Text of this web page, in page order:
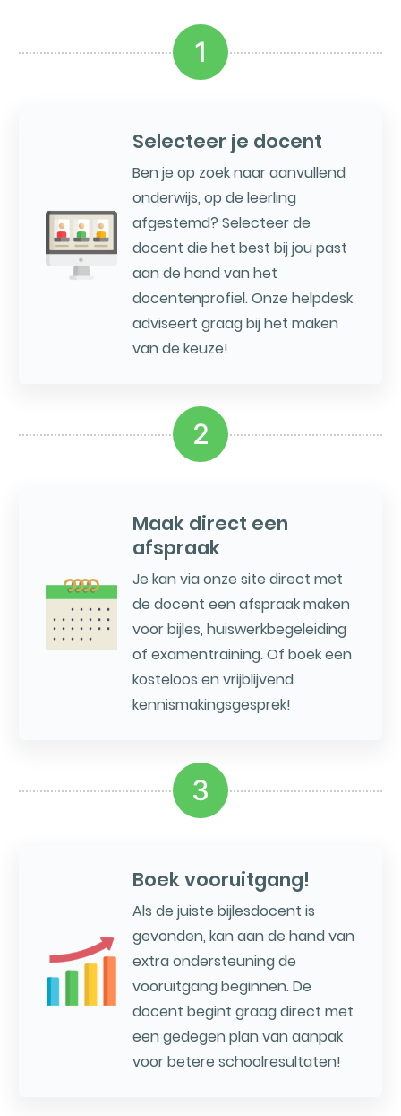
1
Selecteer je docent
Ben je op zoek naar aanvullend
onderwijs, op de leerling
afgestemd? Selecteer de
docent die het best bij jou past
aan de hand van het
docentenprofiel. Onze helpdesk
adviseert graag bij het maken
van de keuze!
2
Maak direct een
afspraak
Je kan via onze site direct met
de docent een afspraak maken
voor bijles, huiswerkbegeleiding
of examentraining. Of boek een
kosteloos en vrijblijvend
kennismakingsgesprek!
3
Boek vooruitgang!
Als de juiste bijlesdocent is
gevonden, kan aan de hand van
extra ondersteuning de
vooruitgang beginnen. De
docent begint graag direct met
een gedegen plan van aanpak
voor betere schoolresultaten!